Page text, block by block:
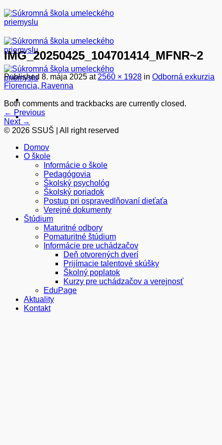
Skip
to
content
IMG_20250425_104701414_MFNR~2
Published 8. mája 2025 at 2560 × 1928 in Odborná exkurzia
Florencia, Ravenna
Both comments and trackbacks are currently closed.
← Previous
Next →
© 2026 SSUŠ | All right reserved
Domov
O škole
Informácie o škole
Pedagógovia
Školský psychológ
Školský poriadok
Postup pri ospravedlňovaní dieťaťa
Verejné dokumenty
Štúdium
Maturitné odbory
Pomaturitné štúdium
Informácie pre uchádzačov
Deň otvorených dverí
Prijímacie talentové skúšky
Školný poplatok
Kurzy pre uchádzačov a verejnosť
EduPage
Aktuality
Kontakt